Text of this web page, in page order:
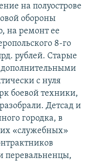
на полуострове
обороны
на ремонт ее
8-го
рублей. Старые
с нуля
боевой техники,
Детсад и
городка, в
«служебных»
перевальненцы,